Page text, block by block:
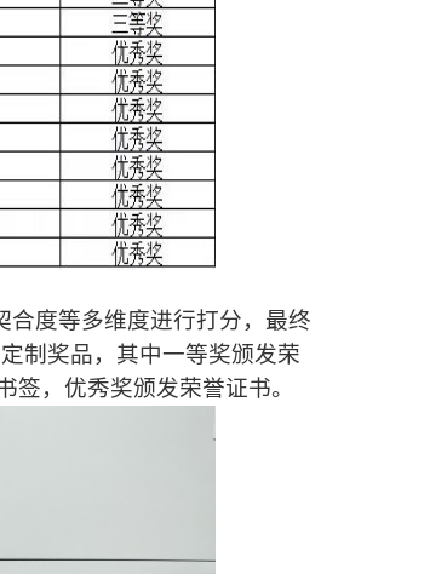
合度等多维度进行打分，最终
制奖品，其中一等奖颁发荣
，优秀奖颁发荣誉证书。